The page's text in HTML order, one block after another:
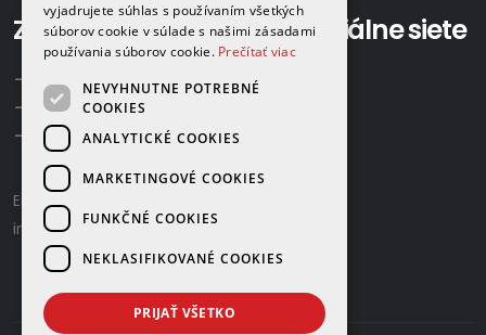
Zavolajte nám:
+421 918 524 702
+421 907 958 768
+421 948 615 083
Email us:
info@gamaplyn.sk
Sociálne siete
vyjadrujete súhlas s používaním všetkých
súborov cookie v súlade s našimi zásadami
používania súborov cookie. Prečítať viac
NEVYHNUTNE POTREBNÉ
COOKIES
ANALYTICKÉ COOKIES
MARKETINGOVÉ COOKIES
FUNKČNÉ COOKIES
NEKLASIFIKOVANÉ COOKIES
PRIJAŤ VŠETKO